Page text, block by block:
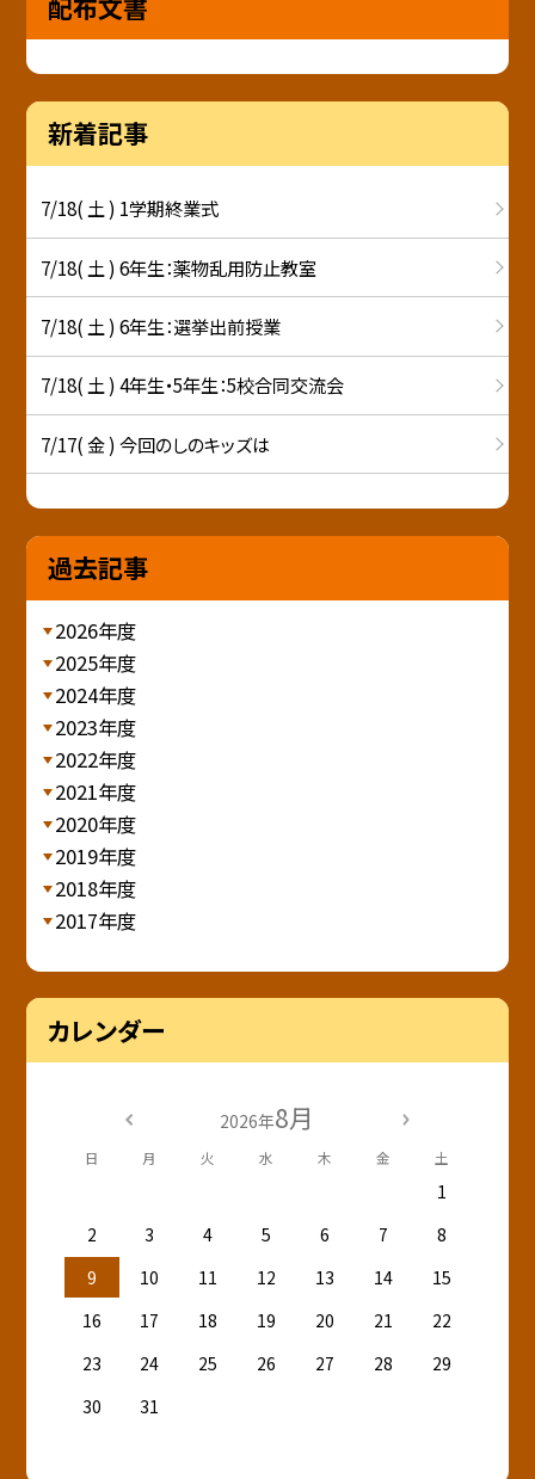
新着記事
7/18( 土 ) 1学期終業式
7/18( 土 ) 6年生：薬物乱用防止教室
7/18( 土 ) 6年生：選挙出前授業
7/18( 土 ) 4年生・5年生：5校合同交流会
7/17( 金 ) 今回のしのキッズは
過去記事
2026年度
2025年度
2024年度
2023年度
2022年度
2021年度
2020年度
2019年度
2018年度
2017年度
カレンダー
2026年8月
日 月 火 水 木 金 土
1
2
3 4 5 6 7
8
9
10 11 12 13 14
15
16
17 18 19 20 21
22
23
24 25 26 27 28
29
30
31